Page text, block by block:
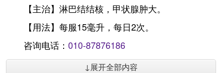
【主治】淋巴结结核，甲状腺肿大。
【用法】每服15毫升，每日2次。
咨询电话： 010-87876186
↓展开全部内容